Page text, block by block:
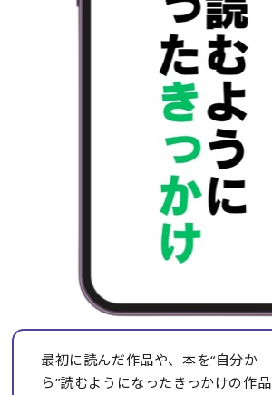
最初に読んだ作品や、本を“自分か
ら”読むようになったきっかけの作品